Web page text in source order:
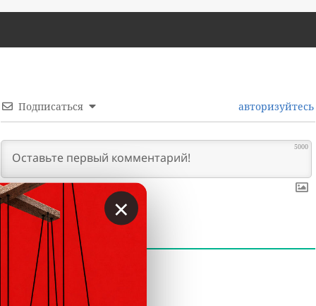
Подписаться авторизуйтесь
5000
КОММЕНТАРИИ
×